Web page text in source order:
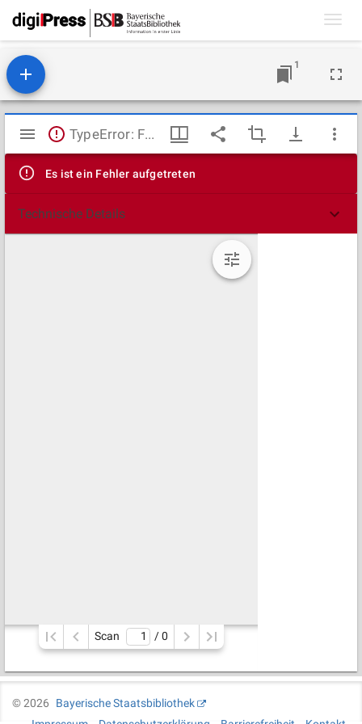
1
Mirador
Viewer
TypeError: Failed to fetch
Es ist ein Fehler aufgetreten
Technische Details
Scan / 0
©2026
Bayerische Staatsbibliothek